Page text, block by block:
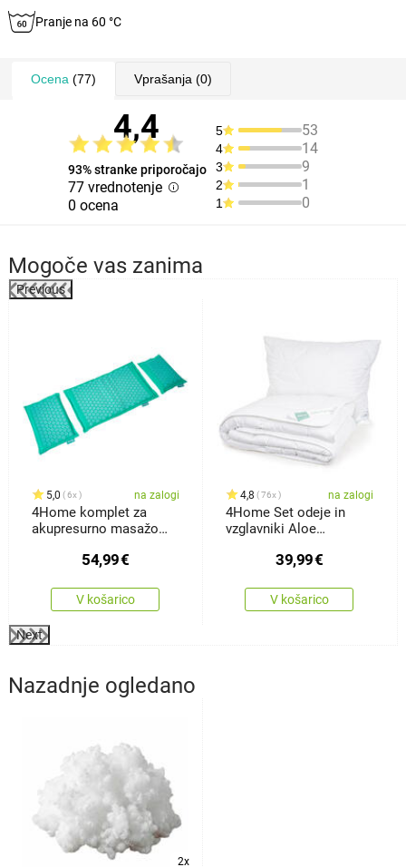
Pranje na 60 °C
Ocena (77) Vprašanja (0)
4,4
93% stranke priporočajo
77 vrednotenje
0 ocena
5 53
4 14
3 9
2 1
1 0
Mogoče vas zanima
Previous
5,0 6x na zalogi
4Home komplet za
akupresurno masažo
54,99€
V košarico
4,8 76x na zalogi
4Home Set odeje in
vzglavniki Aloe
70 x 90 cm39,99€
V košarico
Next
Nazadnje ogledano
2x